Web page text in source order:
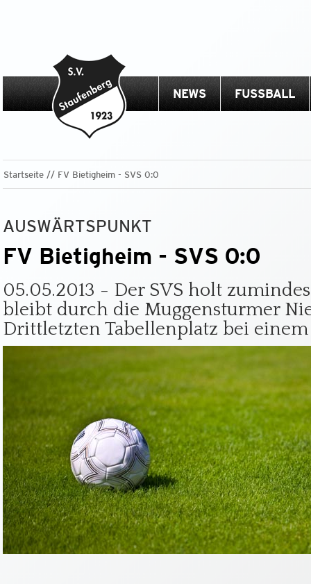
NEWS FUSSBALL
Startseite FV Bietigheim - SVS 0:0
AUSWÄRTSPUNKT
FV Bietigheim - SVS 0:0
05.05.2013 - Der SVS holt
bleibt durch die Muggensturmer
Drittletzten Tabellenplatz bei